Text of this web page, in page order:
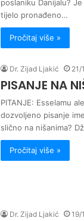
poslaniku Danijalu?
tijelo pronađeno…
Pročitaj više »
Dr. Zijad Ljakić 21/
PISANJE NA
PITANJE: Esselamu
dozvoljeno pisanje
slično na nišanima?
Pročitaj više »
Dr. Zijad Ljakić 19/